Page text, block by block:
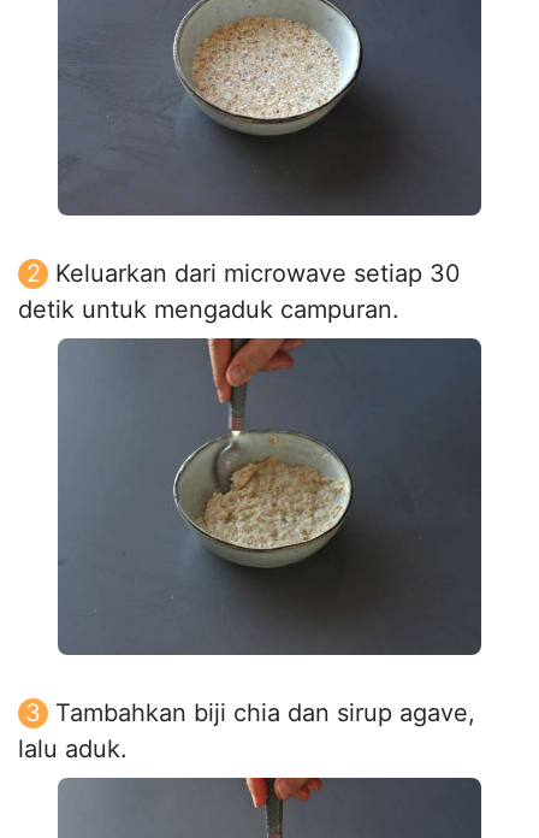
Keluarkan dari microwave setiap 30
detik untuk mengaduk campuran.
Tambahkan biji chia dan sirup agave,
lalu aduk.